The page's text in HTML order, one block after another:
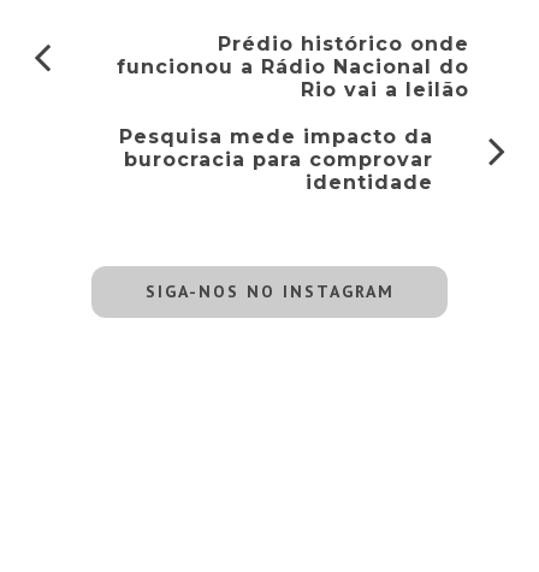
Prédio histórico onde
funcionou a Rádio Nacional do
Rio vai a leilão
Pesquisa mede impacto da
burocracia para comprovar
identidade
SIGA-NOS NO INSTAGRAM